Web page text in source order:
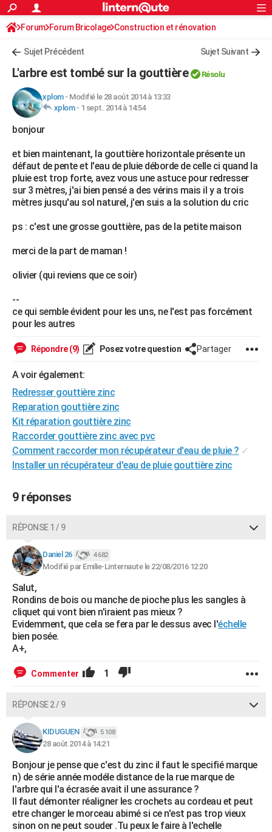
ACTUALITÉS
Politique
Société
Faits Divers
Education
Monde
Villes
+
FINANCE
Retraite
Impôts
Epargne
Immobilier
Risques naturels par ville
Banque
Assurance
Crédit
AUTO
Essais
Réserver un essai
Citadines
Berlines
SUV
Forum auto
+HIGH-TECH
Mobiles
Meilleur smartphone
Internet
Ordinateurs
Jeux vidéo
Guide high-tech
+BRICOLAGE
Forum
Aménagement intérieur
Extérieur
Cuisine
Salle de bains
Jardinage
Rangement
WEEK-END
Guides de France
Escapades
Patrimoine
Expositions
Week-end nature
Art de vivre
Bien-être
Loisirs
ModeModes de vie
Guide de la santé
Destinations
Voyage nature
Voyage de noces
GUIDES D'ACHAT
Carte de Noël
Carte Bonne année
Carte Saint-Valentin
Carte Pâques
Carte d'anniversaire
Dictionnaire
Biographies
Citations
Expressions
Proverbes
PROGRAMME TV
COPAINS D'AVANT
S'inscrire
Se connecter
Lycées
Collèges
Primaires
Universités
Entreprises
Service militaire
Avis de recherche
Bricolage
Lifestyle
Culture
Television
Voyage
Rechercher
S'inscrire
Connexion
Forum Forum Bricolage Construction et rénovation
Charpente, toiture, combles
Sujet Précédent Sujet Suivant
L'arbre est tombé sur la gouttière Résolu
xplom- Modifié le 28 août 2014 à 13:33
xplom- 1 sept. 2014 à 14:54
bonjour
et bien maintenant, la gouttière horizontale présente un
défaut de pente et l'eau de pluie déborde de celle ci quand la
pluie est trop forte, avez vous une astuce pour redresser
sur 3 mètres, j'ai bien pensé a des vérins mais il y a trois
mètres jusqu'au sol naturel, j'en suis a la solution du cric
ps : c'est une grosse gouttière, pas de la petite maison
merci de la part de maman !
olivier (qui reviens que ce soir)
--
ce qui semble évident pour les uns, ne l'est pas forcément
pour les autres
Répondre (9) Posez votre question Partager
A voir également:
Redresser gouttière zinc
Reparation gouttière zinc
Kit réparation gouttière zinc
Raccorder gouttière zinc avec pvc
Comment raccorder mon récupérateur d'eau de pluie ? ✓
Installer un récupérateur d'eau de pluie gouttière zinc
9 réponses
RÉPONSE 1 / 9
Daniel 26 4 682
Modifié par Emilie-Linternaute le 22/08/2016 12:20
Salut,
Rondins de bois ou manche de pioche plus les sangles à
cliquet qui vont bien n'iraient pas mieux ?
Evidemment, que cela se fera par le dessus avec l'échelle
bien posée.
A+,
Commenter 1
RÉPONSE 2 / 9
KIDUGUEN 5 108
28 août 2014 à 14:21
Bonjour je pense que c'est du zinc il faut le specifié marque
n) de série année modéle distance de la rue marque de
l'arbre qui l'a écrasée avait il une assurance ?
Il faut démonter réaligner les crochets au cordeau et peut
etre changer le morceau abimé si ce n'est pas trop vieux
sinon on ne peut souder .Tu peux le faire à l'echelle